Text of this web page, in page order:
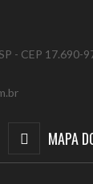
- CEP 17.690-
MAPA